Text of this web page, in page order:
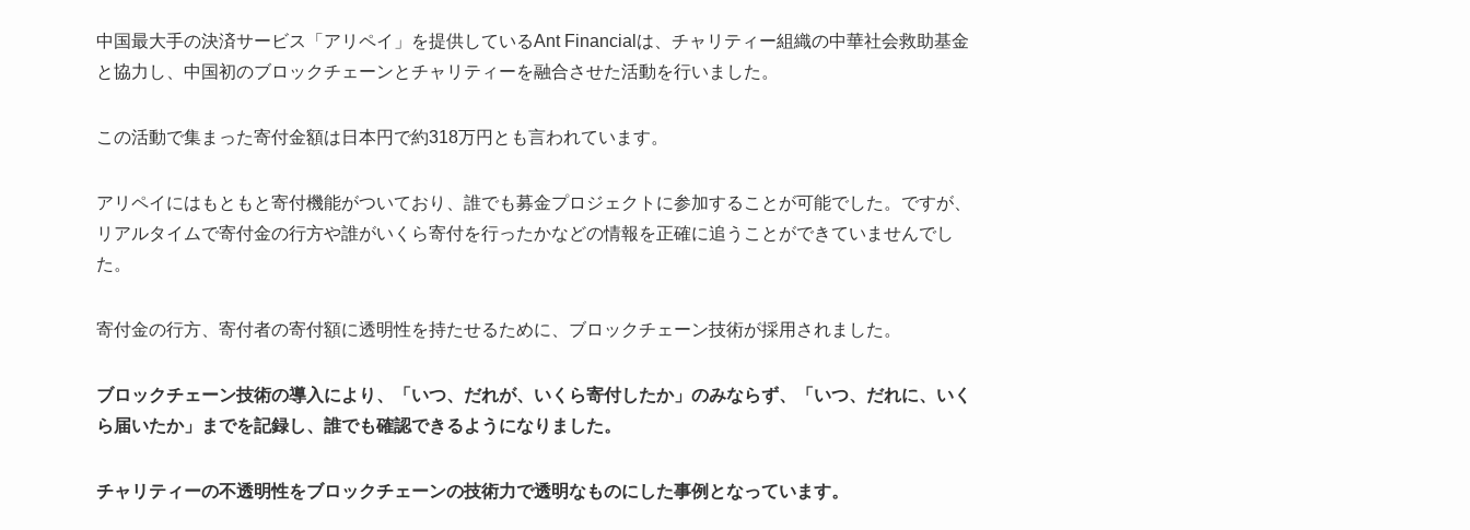
中国最大手の決済サービス「アリペイ」を提供しているAnt Financialは、チャリティー組織の中華社会救助基金
と協力し、中国初のブロックチェーンとチャリティーを融合させた活動を行いました。
この活動で集まった寄付金額は日本円で約318万円とも言われています。
アリペイにはもともと寄付機能がついており、誰でも募金プロジェクトに参加することが可能でした。ですが、
リアルタイムで寄付金の行方や誰がいくら寄付を行ったかなどの情報を正確に追うことができていませんでし
た。
寄付金の行方、寄付者の寄付額に透明性を持たせるために、ブロックチェーン技術が採用されました。
ブロックチェーン技術の導入により、「いつ、だれが、いくら寄付したか」のみならず、「いつ、だれに、いく
ら届いたか」までを記録し、誰でも確認できるようになりました。
チャリティーの不透明性をブロックチェーンの技術力で透明なものにした事例となっています。